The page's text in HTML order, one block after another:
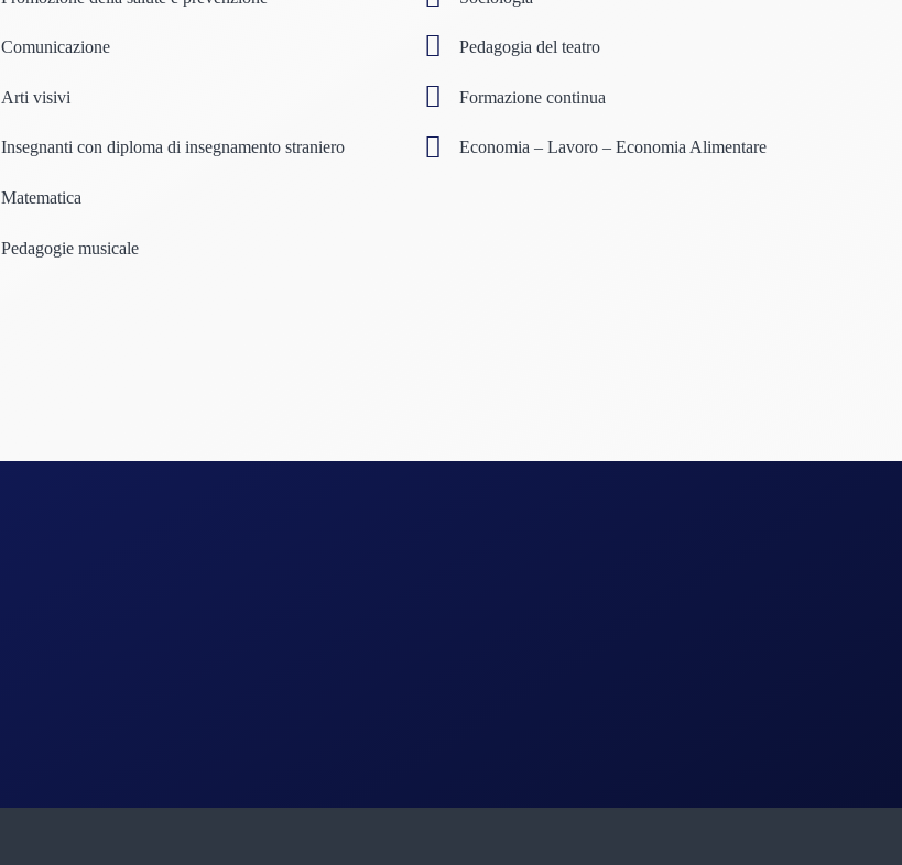
Comunicazione
Arti visivi
Insegnanti con diploma di insegnamento straniero
Matematica
Pedagogie musicale
Pedagogia del teatro
Formazione continua
Economia – Lavoro – Economia Alimentare